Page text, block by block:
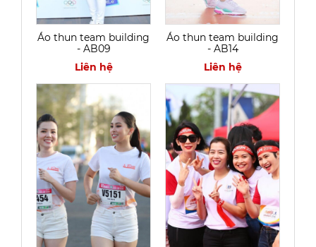
Áo thun team building
- AB09
Liên hệ
Áo thun team building
- AB14
Liên hệ